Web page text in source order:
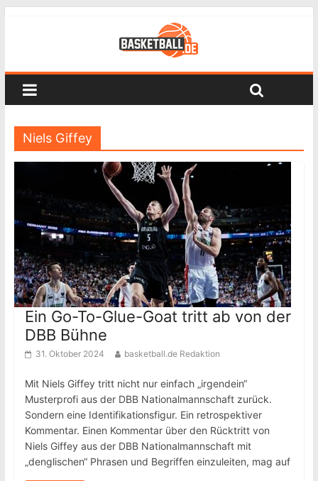
Niels Giffey
Ein Go-To-Glue-Goat tritt ab von der
DBB Bühne
31. Oktober 2024 basketball.de Redaktion
Mit Niels Giffey tritt nicht nur einfach „irgendein“
Musterprofi aus der DBB Nationalmannschaft zurück.
Sondern eine Identifikationsfigur. Ein retrospektiver
Kommentar. Einen Kommentar über den Rücktritt von
Niels Giffey aus der DBB Nationalmannschaft mit
„denglischen“ Phrasen und Begriffen einzuleiten, mag auf